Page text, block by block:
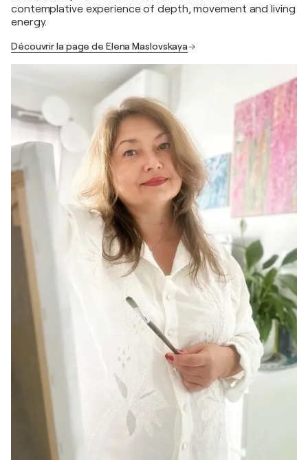
contemplative experience of depth, movement and living
energy.
Découvrir la page de Elena Maslovskaya